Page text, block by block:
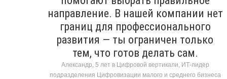
направление. В нашей компании нет
границ для профессионального
развития — ты ограничен только
тем, что готов делать сам.
Александр, 5 лет в Цифровой вертикали, ИТ-лидер
подразделения Цифровизации малого и среднего бизнеса